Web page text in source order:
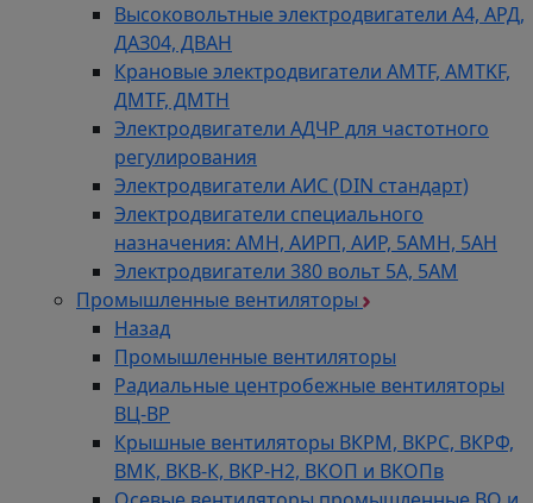
Высоковольтные электродвигатели A4, АРД,
ДАЗ04, ДВАН
Крановые электродвигатели AMTF, AMTKF,
ДMTF, ДМТН
Электродвигатели АДЧР для частотного
регулирования
Электродвигатели АИС (DIN стандарт)
Электродвигатели специального
назначения: АМН, АИРП, АИР, 5АМН, 5АН
Электродвигатели 380 вольт 5А, 5АМ
Промышленные вентиляторы
Назад
Промышленные вентиляторы
Радиальные центробежные вентиляторы
ВЦ-ВР
Крышные вентиляторы ВКРМ, ВКРС, ВКРФ,
ВМК, ВКВ-К, ВКР-Н2, ВКОП и ВКОПв